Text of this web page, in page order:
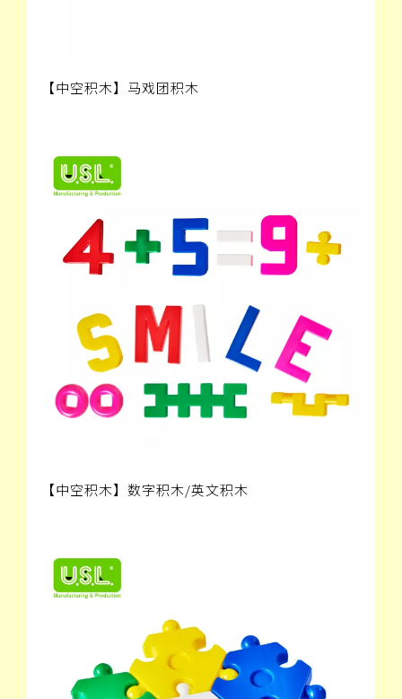
【中空积木】马戏团积木
【中空积木】数字积木/英文积木